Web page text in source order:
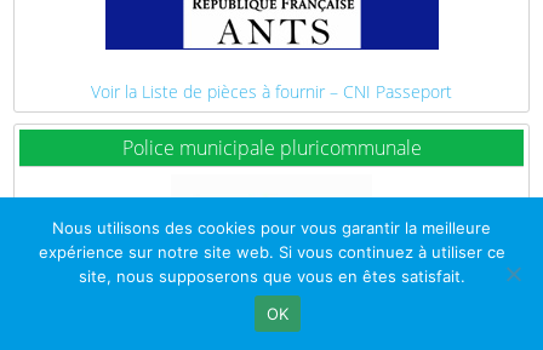
Voir la Liste de pièces à fournir – CNI Passeport
Police municipale pluricommunale
Nous utilisons des cookies pour vous garantir la meilleure
expérience sur notre site web. Si vous continuez à utiliser ce
site, nous supposerons que vous en êtes satisfait.
OK